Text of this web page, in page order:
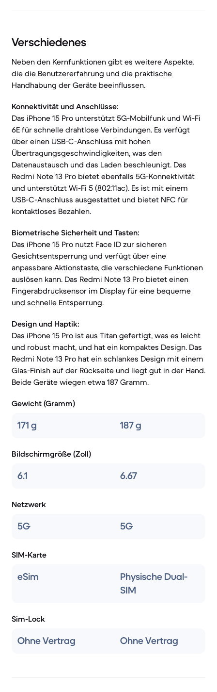
Verschiedenes
Neben den Kernfunktionen gibt es weitere Aspekte,
die die Benutzererfahrung und die praktische
Handhabung der Geräte beeinflussen.
Konnektivität und Anschlüsse:
Das iPhone 15 Pro unterstützt 5G-Mobilfunk und Wi-Fi
6E für schnelle drahtlose Verbindungen. Es verfügt
über einen USB-C-Anschluss mit hohen
Übertragungsgeschwindigkeiten, was den
Datenaustausch und das Laden beschleunigt. Das
Redmi Note 13 Pro bietet ebenfalls 5G-Konnektivität
und unterstützt Wi-Fi 5 (802.11ac). Es ist mit einem
USB-C-Anschluss ausgestattet und bietet NFC für
kontaktloses Bezahlen.
Biometrische Sicherheit und Tasten:
Das iPhone 15 Pro nutzt Face ID zur sicheren
Gesichtsentsperrung und verfügt über eine
anpassbare Aktionstaste, die verschiedene Funktionen
auslösen kann. Das Redmi Note 13 Pro bietet einen
Fingerabdrucksensor im Display für eine bequeme
und schnelle Entsperrung.
Design und Haptik:
Das iPhone 15 Pro ist aus Titan gefertigt, was es leicht
und robust macht, und hat ein kompaktes Design. Das
Redmi Note 13 Pro hat ein schlankes Design mit einem
Glas-Finish auf der Rückseite und liegt gut in der Hand.
Beide Geräte wiegen etwa 187 Gramm.
Gewicht (Gramm)
171 g 187 g
Bildschirmgröße (Zoll)
6.1 6.67
Netzwerk
5G 5G
SIM-Karte
eSim
Physische Dual-
SIM
Sim-Lock
Ohne Vertrag Ohne Vertrag